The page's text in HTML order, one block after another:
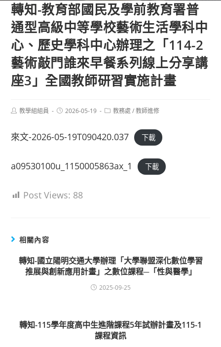
轉知-教育部國民及學前教育署普
通型高級中等學校藝術生活學科中
心、歷史學科中心辦理之「114-2
藝術敲門誰來早餐系列線上分享講
座3」全國教師研習實施計畫
Post教學組組員
Post2026-05-19
Post教務處 / 教師進修
來文-2026-05-19T090420.037 下載
a09530100u_1150005863ax_1 下載
Post Views: 88
相關內容
轉知-國立陽明交通大學辦理「大學聯盟深化數位學習
推展與創新應用計畫」之數位課程─「性與醫學」
2025-09-25
轉知-115學年度高中生進階課程5年試辦計畫及115-1
課程資訊